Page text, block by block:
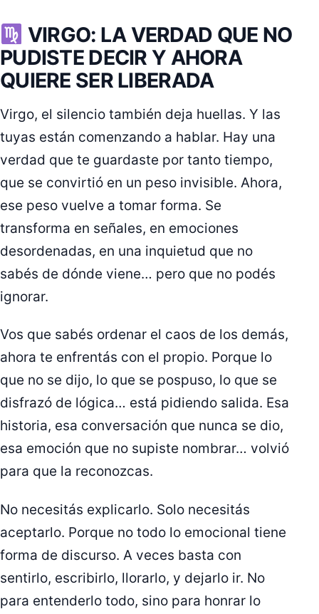
VIRGO: LA VERDAD QUE NO
PUDISTE DECIR Y AHORA
QUIERE SER LIBERADA
Virgo, el silencio también deja huellas. Y las
tuyas están comenzando a hablar. Hay una
verdad que te guardaste por tanto tiempo,
que se convirtió en un peso invisible. Ahora,
ese peso vuelve a tomar forma. Se
transforma en señales, en emociones
desordenadas, en una inquietud que no
sabés de dónde viene… pero que no podés
ignorar.
Vos que sabés ordenar el caos de los demás,
ahora te enfrentás con el propio. Porque lo
que no se dijo, lo que se pospuso, lo que se
disfrazó de lógica… está pidiendo salida. Esa
historia, esa conversación que nunca se dio,
esa emoción que no supiste nombrar… volvió
para que la reconozcas.
No necesitás explicarlo. Solo necesitás
aceptarlo. Porque no todo lo emocional tiene
forma de discurso. A veces basta con
sentirlo, escribirlo, llorarlo, y dejarlo ir. No
para entenderlo todo, sino para honrar lo